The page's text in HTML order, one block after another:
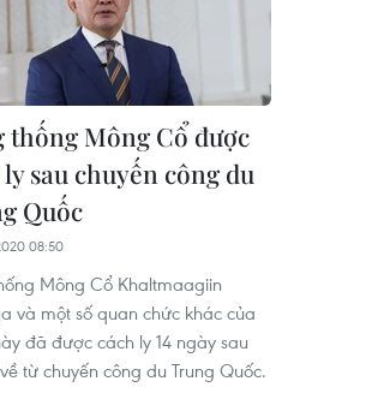
thống Mông Cổ được
ly sau chuyến công du
Quốc
08:50
Mông Cổ Khaltmaagiin
và một số quan chức khác của
đã được cách ly 14 ngày sau
từ chuyến công du Trung Quốc.